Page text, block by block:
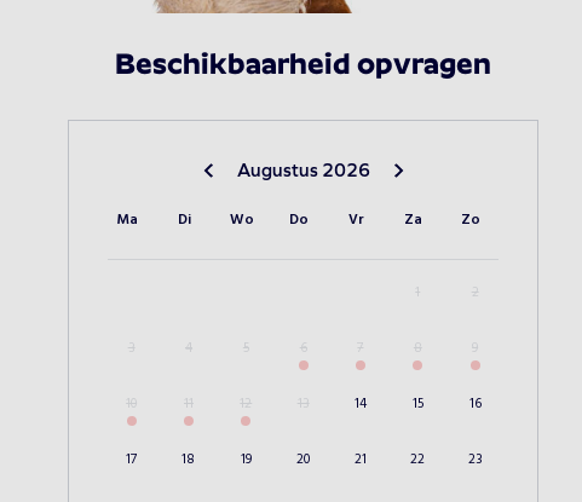
Beschikbaarheid opvragen
Vorige maand
Augustus 2026
Ma Di Wo Do Vr Za Zo
1 2
3 4 5 6 7 8 9
10 11 12 13 14 15 16
17 18 19 20 21 22 23